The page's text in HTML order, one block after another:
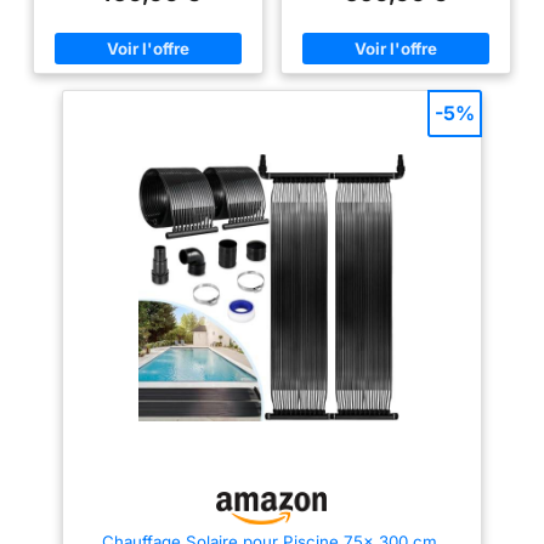
l'ammoniac et les odeurs. Un
capteur solaire avec thermostat
LCD traite automatiquement l'air
régulièrement pour purifier l'air
tous les jours. Vous n'avez pas
besoin d'ouvrir et de fermer
fréquemment les fenêtres. Par
temps ensoleillé, la température
de l'air injecté est d'environ 5 à
30 ° C plus élevée que la
température extérieure ou la
température d'entrée d'air
intérieur. De plus, la
température de l'air du côté
ensoleillé à midi augmente
approximative de la pièce pour
température: environ 11°C.
l'ammoniac et les odeurs. Un
capteur solaire avec thermostat
LCD traite automatiquement l'air
expert en gestion de l'air
réfléchi! Basculez
automatiquement entre le solaire
et l'électricité. Ventilez
régulièrement pour purifier l'air
tous les jours. Vous n'avez pas
besoin d'ouvrir et de fermer
fréquemment les fenêtres.
pluvieux ou nuageux, le
collecteur vous fournira de l'air
frais en passant à l'électricité.
ventile la pièce pour améliorer
-5%